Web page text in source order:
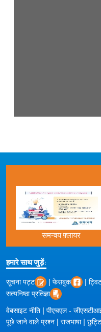
समन्वय फ़्लायर
हमारे साथ जुड़ें:
सूचना पट्ट | फेसबुक |
सत्यनिष्ठा प्रतिज्ञा
वेबसाइट नीति | पीएचएल -
पूछे जाने वाले प्रश्न | राजभाषा|